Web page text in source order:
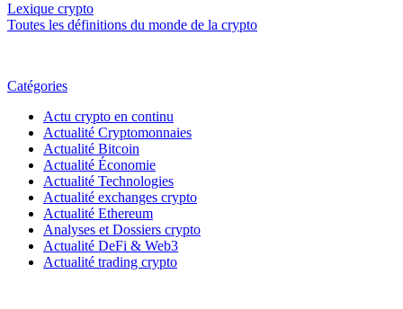
Lexique crypto
Toutes les définitions du monde de la crypto
Catégories
Actu crypto en continu
Actualité Cryptomonnaies
Actualité Bitcoin
Actualité Économie
Actualité Technologies
Actualité exchanges crypto
Actualité Ethereum
Analyses et Dossiers crypto
Actualité DeFi & Web3
Actualité trading crypto